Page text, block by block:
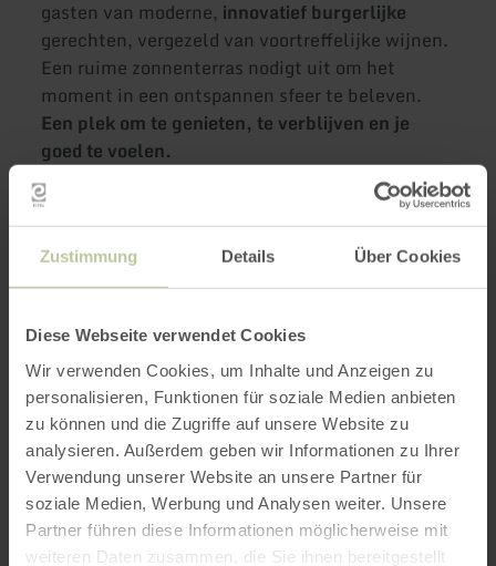
Zustimmung Details Über Cookies
Diese Webseite verwendet Cookies
Wir verwenden Cookies, um Inhalte und Anzeigen zu
personalisieren, Funktionen für soziale Medien anbieten
zu können und die Zugriffe auf unsere Website zu
analysieren. Außerdem geben wir Informationen zu Ihrer
Verwendung unserer Website an unsere Partner für
soziale Medien, Werbung und Analysen weiter. Unsere
Partner führen diese Informationen möglicherweise mit
weiteren Daten zusammen, die Sie ihnen bereitgestellt
gasten van moderne, innovatief burgerlijke
gerechten, vergezeld van voortreffelijke wijnen.
Een ruime zonnenterras nodigt uit om het
moment in een ontspannen sfeer te beleven.
Een plek om te genieten, te verblijven en je
goed te voelen.
Meer informatie
Openingstijden
Kenmerken / bijzonderheden
Categorieën
Aantal zitplaatsen